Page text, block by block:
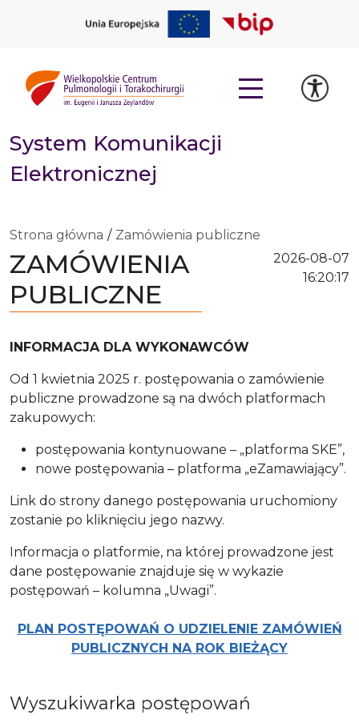
System Komunikacji
Elektronicznej
Strona główna Zamówienia publiczne
ZAMÓWIENIA
PUBLICZNE
2026-08-07
16:20:18
INFORMACJA DLA WYKONAWCÓW
Od 1 kwietnia 2025 r. postępowania o zamówienie
publiczne prowadzone są na dwóch platformach
zakupowych:
postępowania kontynuowane – „platforma SKE”,
nowe postępowania – platforma „eZamawiający”.
Link do strony danego postępowania uruchomiony
zostanie po kliknięciu jego nazwy.
Informacja o platformie, na której prowadzone jest
dane postępowanie znajduje się w wykazie
postępowań – kolumna „Uwagi”.
PLAN POSTĘPOWAŃ O UDZIELENIE ZAMÓWIEŃ
PUBLICZNYCH NA ROK BIEŻĄCY
Wyszukiwarka postępowań